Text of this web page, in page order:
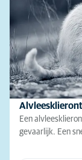
Een
gevaarlijk. Een